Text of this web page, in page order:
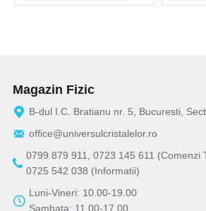
Magazin Fizic
B-dul I.C. Bratianu nr. 5, Bucuresti,
office@universulcristalelor.ro
0799 879 911, 0723 145 611 (Comenzi
0725 542 038 (Informatii)
Luni-Vineri: 10.00-19.00
Sambata: 11.00-17.00